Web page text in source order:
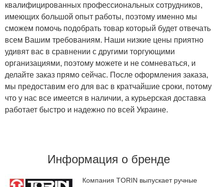
квалифицированных профессиональных сотрудников,
имеющих большой опыт работы, поэтому именно мы
сможем помочь подобрать товар который будет отвечать
всем Вашим требованиям. Наши низкие цены приятно
удивят вас в сравнении с другими торгующими
организациями, поэтому можете и не сомневаться, и
делайте заказ прямо сейчас. После оформления заказа,
мы предоставим его для вас в кратчайшие сроки, потому
что у нас все имеется в наличии, а курьерская доставка
работает быстро и надежно по всей Украине.
Информация о бренде
Компания TORIN выпускает ручные